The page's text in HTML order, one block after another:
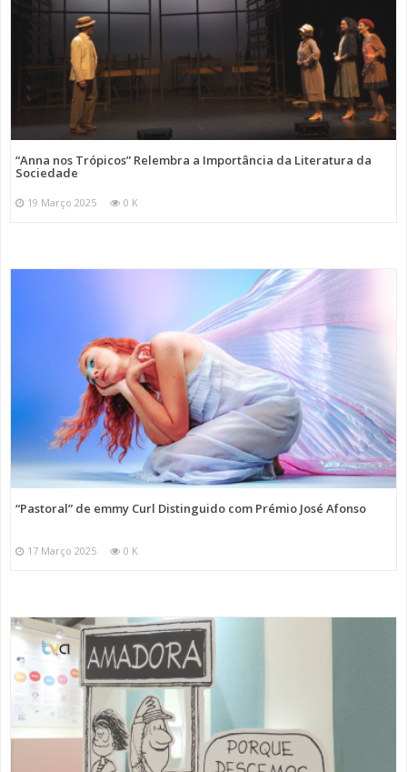
“Anna nos Trópicos” Relembra a Importância da Literatura da
Sociedade
19 Março 2025 0 K
“Pastoral” de emmy Curl Distinguido com Prémio José Afonso
17 Março 2025 0 K